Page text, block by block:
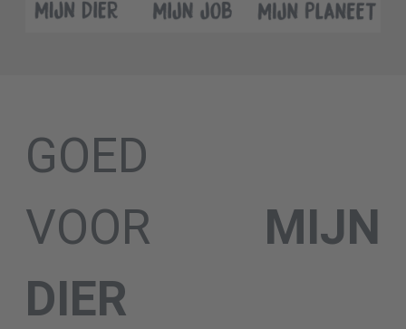
GOED
VOOR MIJN
DIER